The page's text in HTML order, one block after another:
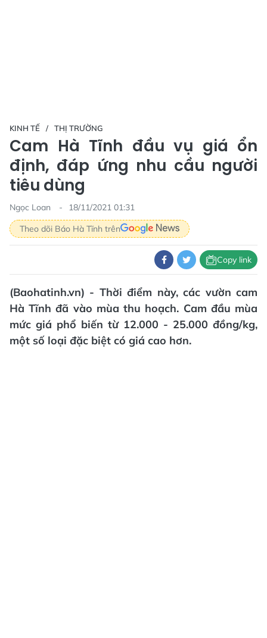
KINH TẾ THỊ TRƯỜNG
Cam Hà Tĩnh đầu vụ giá ổn
định, đáp ứng nhu cầu người
tiêu dùng
Ngọc Loan
18/11/2021 01:31
Theo dõi Báo Hà Tĩnh trên
Copy link
(Baohatinh.vn) - Thời điểm này, các vườn cam
Hà Tĩnh đã vào mùa thu hoạch. Cam đầu mùa
mức giá phổ biến từ 12.000 - 25.000 đồng/kg,
một số loại đặc biệt có giá cao hơn.